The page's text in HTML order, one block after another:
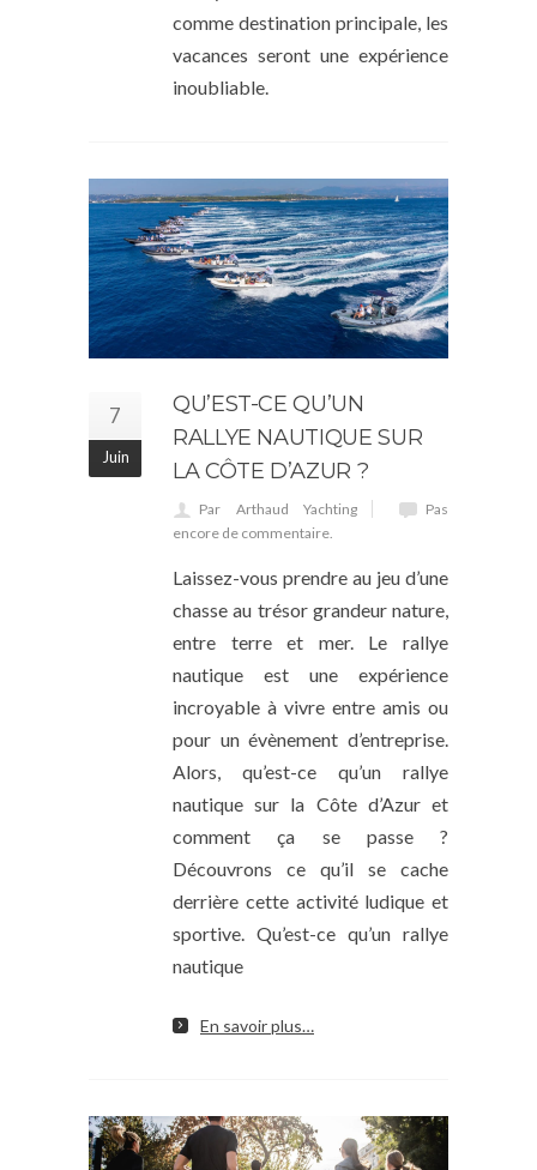
comme destination principale, les
vacances seront une expérience
inoubliable.
7
Juin
QU’EST-CE QU’UN
RALLYE NAUTIQUE SUR
LA CÔTE D’AZUR ?
Par Arthaud Yachting
Pas
encore de commentaire.
Laissez-vous prendre au jeu d’une
chasse au trésor grandeur nature,
entre terre et mer. Le rallye
nautique est une expérience
incroyable à vivre entre amis ou
pour un évènement d’entreprise.
Alors, qu’est-ce qu’un rallye
nautique sur la Côte d’Azur et
comment ça se passe ?
Découvrons ce qu’il se cache
derrière cette activité ludique et
sportive. Qu’est-ce qu’un rallye
nautique
En savoir plus…